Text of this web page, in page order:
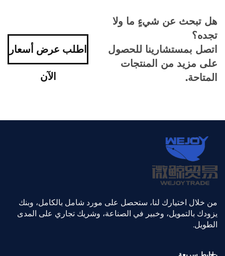
هل تبحث عن شيءٍ ما ولا
تجده؟
اتصل بمستشارينا للحصول
على مزيد من المنتجات
المتاحة.
اطلب عرض أسعار
الآن
من خلال اختيارك لنا، ستحصل على مورد شامل بالكامل، وبنك
يزودك بالتمويل، وخبير في الصناعة، وشريك تجاري على المدى
الطويل.